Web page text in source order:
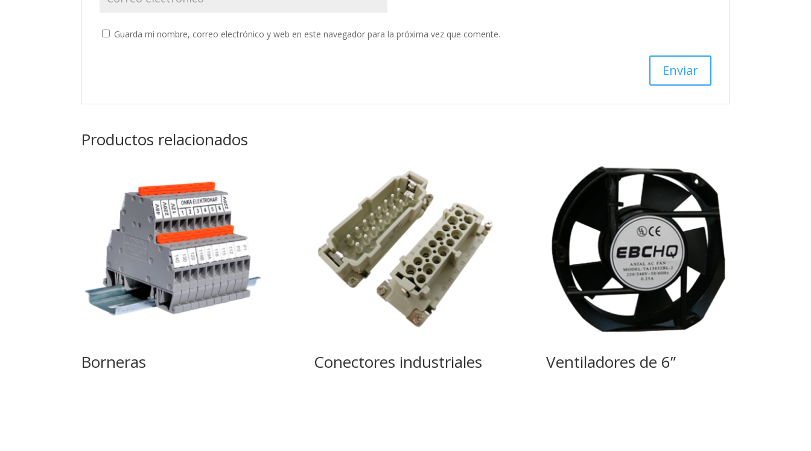
Guarda mi nombre, correo electrónico y web en este navegador para la próxima vez que comente.
Productos relacionados
Borneras Conectores industriales Ventiladores de 6”